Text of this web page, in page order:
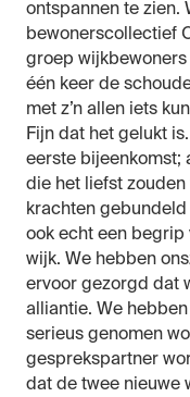
ontspannen te zien.
bewonerscollectief
groep
één keer de
met z’n allen iets
Fijn dat het gelukt
eerste bijeenkomst;
die het liefst
krachten
ook echt een
wijk. We hebben
ervoor gezorgd dat
alliantie. We
serieus genomen
gesprekspartner
dat de twee nieuwe